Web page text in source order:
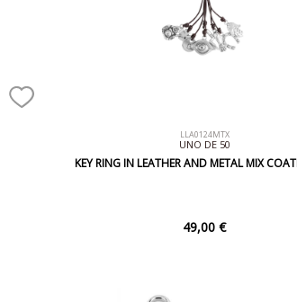
LLA0124MTX
UNO DE 50
KEY RING IN LEATHER AND METAL MIX
49,00 €